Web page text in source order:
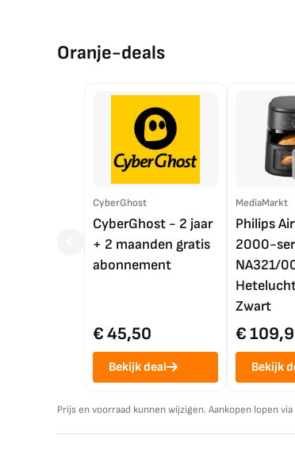
Oranje-deals
CyberGhost
CyberGhost - 2 jaar
+ 2 maanden gratis
abonnement
€ 45,50
Bekijk deal
MediaMarkt
Philips
2000-
NA321/
Zwart
€
Bekijk
Prijs en voorraad kunnen wijzigen. Aankopen lopen